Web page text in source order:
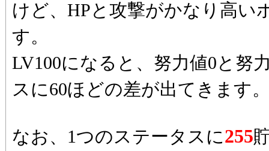
けど、HPと攻撃がかなり高い
す。
LV100になると、努力値0と努
スに60ほどの差が出てきます
なお、1つのステータスに255